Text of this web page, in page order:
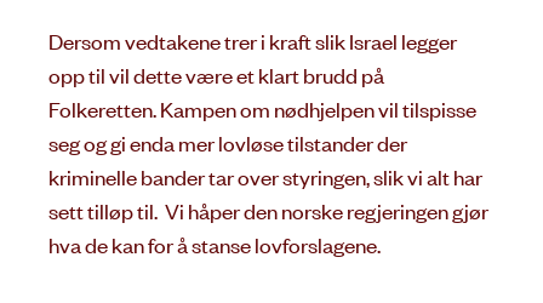
Dersom vedtakene trer i kraft slik Israel legger
opp til vil dette være et klart brudd på
Folkeretten. Kampen om nødhjelpen vil tilspisse
seg og gi enda mer lovløse tilstander der
kriminelle bander tar over styringen, slik vi alt har
sett tilløp til. Vi håper den norske regjeringen gjør
hva de kan for å stanse lovforslagene.